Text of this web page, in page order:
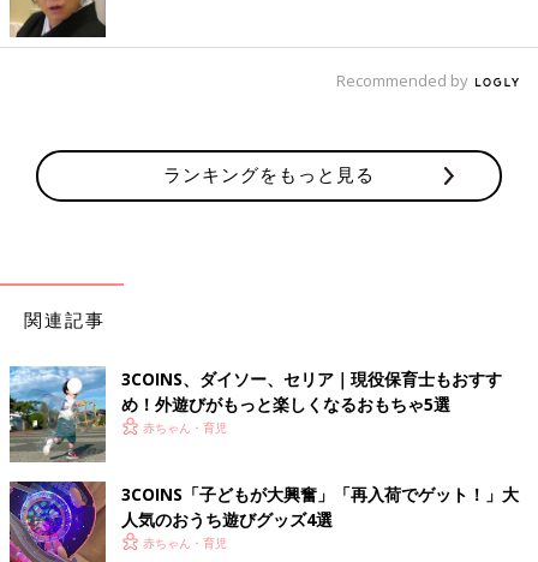
積み木やブロック遊びの、積む、崩す、並べる、はめるといった
作業は、集中力や構成力を養ってくれます。子どもは「これはこ
う。
●１歳からの集中力・構成力を養う遊びとは？
ながら、それぞれの色や形の違いなどを覚えていきます。ブロッ
クの場合はつかみやすい、はめやすい、大きめのものがおすすめ
です。
●２歳からの集中力・構成力を養う遊びとは？
2歳代になると、電車や家など、自分の知っている形のものを作
ろうとします。自分の頭の中で仕上がりを想像しながら、集中し
て取り組みます。
「転んで積み木の角に頭をぶつけたら大変」、「踏んだら痛そ
う」と心配な場合は、やわらかい素材を使ったものや角の丸いも
Recommended by
ランキングをもっと見る
関連記事
3COINS、ダイソー、セリア｜現役保育士もおすす
め！外遊びがもっと楽しくなるおもちゃ5選
赤ちゃん・育児
3COINS「子どもが大興奮」「再入荷でゲット！」大
人気のおうち遊びグッズ4選
赤ちゃん・育児